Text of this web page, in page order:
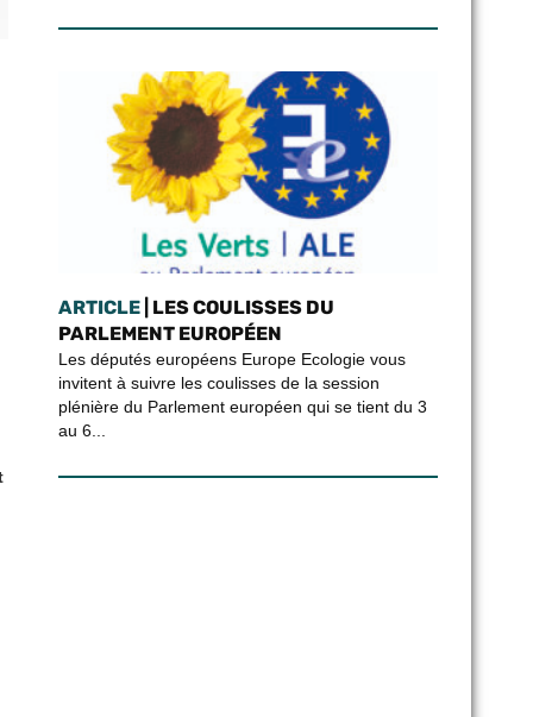
ARTICLE| LES COULISSES DU
PARLEMENT EUROPÉEN
Les députés européens Europe Ecologie vous
invitent à suivre les coulisses de la session
plénière du Parlement européen qui se tient du 3
au 6...